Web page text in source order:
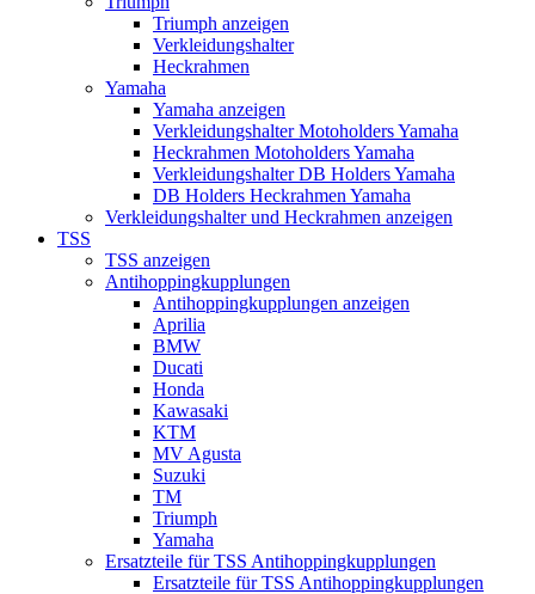
Triumph anzeigen
Verkleidungshalter
Heckrahmen
Yamaha
Yamaha anzeigen
Verkleidungshalter Motoholders Yamaha
Heckrahmen Motoholders Yamaha
Verkleidungshalter DB Holders Yamaha
DB Holders Heckrahmen Yamaha
Verkleidungshalter und Heckrahmen anzeigen
TSS
TSS anzeigen
Antihoppingkupplungen
Antihoppingkupplungen anzeigen
Aprilia
BMW
Ducati
Honda
Kawasaki
KTM
MV Agusta
Suzuki
TM
Triumph
Yamaha
Ersatzteile für TSS Antihoppingkupplungen
Ersatzteile für TSS Antihoppingkupplungen